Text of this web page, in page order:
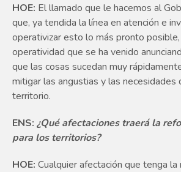
HOE: El llamado que le hacemos al
que, ya tendida la línea en atención e
operativizar esto lo más pronto
operatividad que se ha venido
que las cosas sucedan muy
mitigar las angustias y las
territorio.
ENS: ¿Qué afectaciones traerá la
para los territorios?
HOE: Cualquier afectación que tenga